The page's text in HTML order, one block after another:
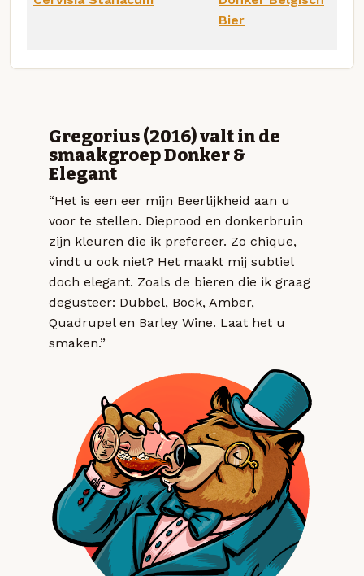
Bier
Gregorius (2016) valt in de
smaakgroep Donker &
Elegant
“Het is een eer mijn Beerlijkheid aan u
voor te stellen. Dieprood en donkerbruin
zijn kleuren die ik prefereer. Zo chique,
vindt u ook niet? Het maakt mij subtiel
doch elegant. Zoals de bieren die ik graag
degusteer: Dubbel, Bock, Amber,
Quadrupel en Barley Wine. Laat het u
smaken.”